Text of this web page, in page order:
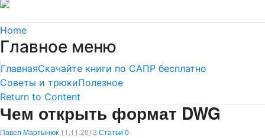
Home
Главное меню
ГлавнаяСкачайте книги по САПР бесплатно
Советы и трюкиПолезное
Return to Content
Чем открыть формат DWG
Павел Мартынюк 11.11.2013 Статьи 0